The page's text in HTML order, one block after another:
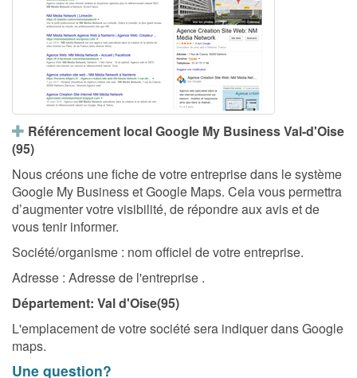
Référencement local Google My Business Val-d'Oise
(95)
Nous créons une fiche de votre entreprise dans le système
Google My Business et Google Maps. Cela vous permettra
d’augmenter votre visibilité, de répondre aux avis et de
vous tenir informer.
Société/organisme : nom officiel de votre entreprise.
Adresse : Adresse de l'entreprise .
Département: Val d'Oise(95)
L'emplacement de votre société sera indiquer dans Google
maps.
Une question?